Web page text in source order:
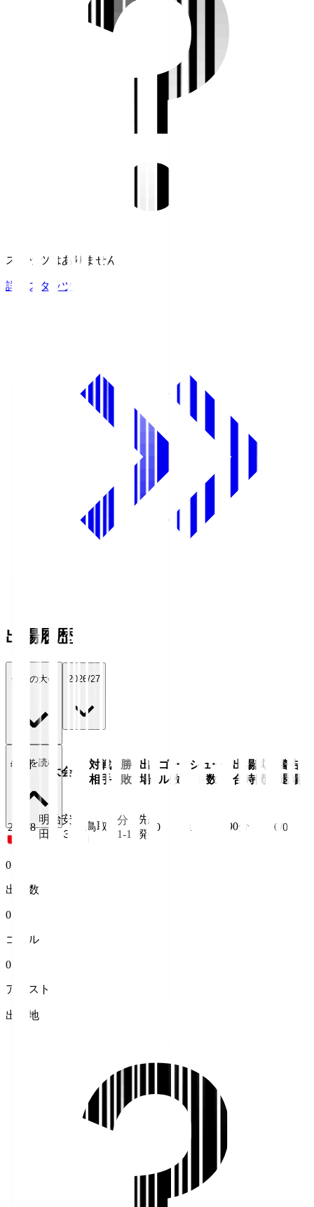
スタッツはありません。
詳細スタッツ
出場履歴
全ての大会 2026/27
年月
大会
対戦
相手
勝
敗
出
場
ゴー
ル数
シュー
ト数
出場試
合時間
警告/
退場
26/8/8
明治安
田Ｊ３
鳥取
分
1-1
先
発
0 1 90分 0/0
続きを読む
0
出場数
0
ゴール
0
アシスト
出身地